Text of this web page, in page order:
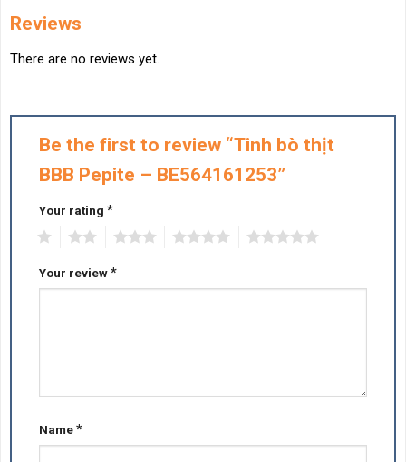
Reviews
There are no reviews yet.
Be the first to review “Tinh bò thịt
BBB Pepite – BE564161253”
Your rating *
Your review*
Name*